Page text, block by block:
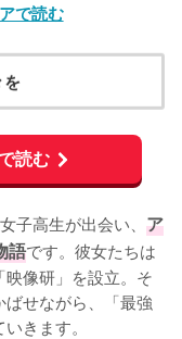
で読む
読む
子高生が出会い、 ア
語です。彼女たちは
像研」を設立。そ
せながら、「最強
きます。